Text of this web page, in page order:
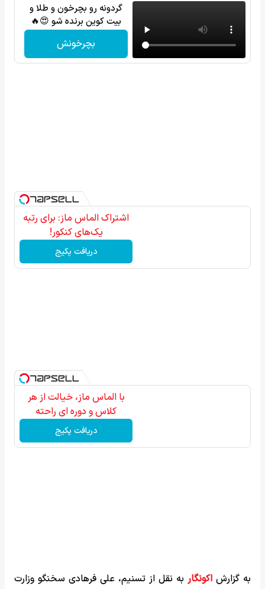
گردونه رو بچرخون و طلا و
بیت کوین برنده شو 😍🔥
بچرخونش
اشتراک الماس ماز: برای رتبه
یک‌های کنکور!
دریافت پکیج
با الماس ماز، خیالت از هر
کلاس و دوره ای راحته
دریافت پکیج
به گزارش اکونگار به نقل از تسنیم، علی فرهادی سخنگو وزارت